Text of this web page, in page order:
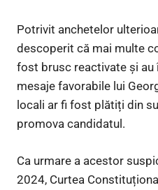
Potrivit anchetelor
descoperit că mai multe
fost brusc reactivate și au
mesaje favorabile lui
locali ar fi fost plătiți din
promova candidatul.
Ca urmare a acestor
2024, Curtea